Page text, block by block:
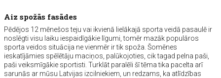
Aiz spožās fasādes
Pēdējos 12 mēnešos teju vai ikvienā lielākajā sporta veidā pasaulē ir
noslēgti visu laiku iespaidīgākie līgumi, tomēr mazāk populāros
sporta veidos situācija ne vienmēr ir tik spoža. Šomēnes
ieskatījāmies spēlētāju maciņos, palūkojoties, cik tagad pelna paši,
paši veiksmīgākie sportisti. Turklāt paralēli šī tēma tika pacelta arī
sarunās ar mūsu Latvijas izcilniekiem, un redzams, ka atlīdzības